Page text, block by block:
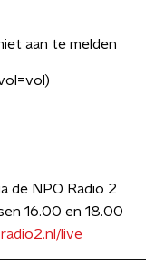
aan te melden
de NPO Radio 2
16.00 en 18.00
live